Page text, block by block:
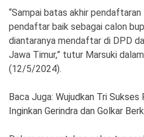
Copyright
2026
News
Indonesia
.
All
Right
Reserve
“Sampai batas akhir
pendaftar baik sebagai calon
diantaranya mendaftar di DPD
Jawa Timur,” tutur Marsuki
(12/5/2024).
Baca Juga: Wujudkan Tri Sukses
Inginkan Gerindra dan Golkar